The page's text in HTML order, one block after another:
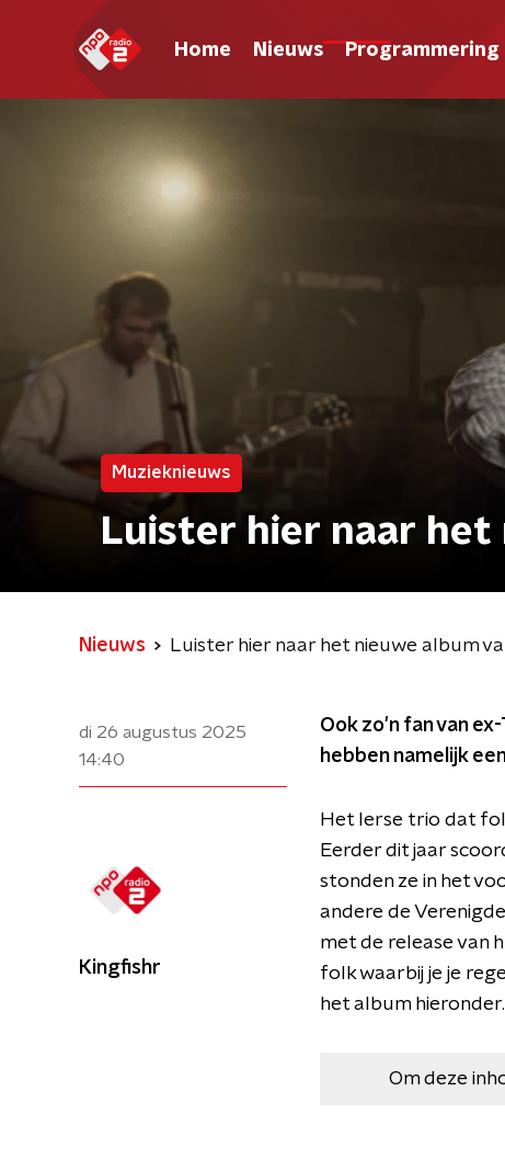
Home Nieuws Programmering
Muzieknieuws
Luister hier naar
Nieuws Luister hier naar het nieuwe album
di 26 augustus 2025
14:40
Ook zo'n fan van
hebben namelijk
Het Ierse trio dat
Eerder dit jaar
stonden ze in het
andere de
met de release van
folk waarbij je je
het album hieronder.
Om deze
Kingfishr